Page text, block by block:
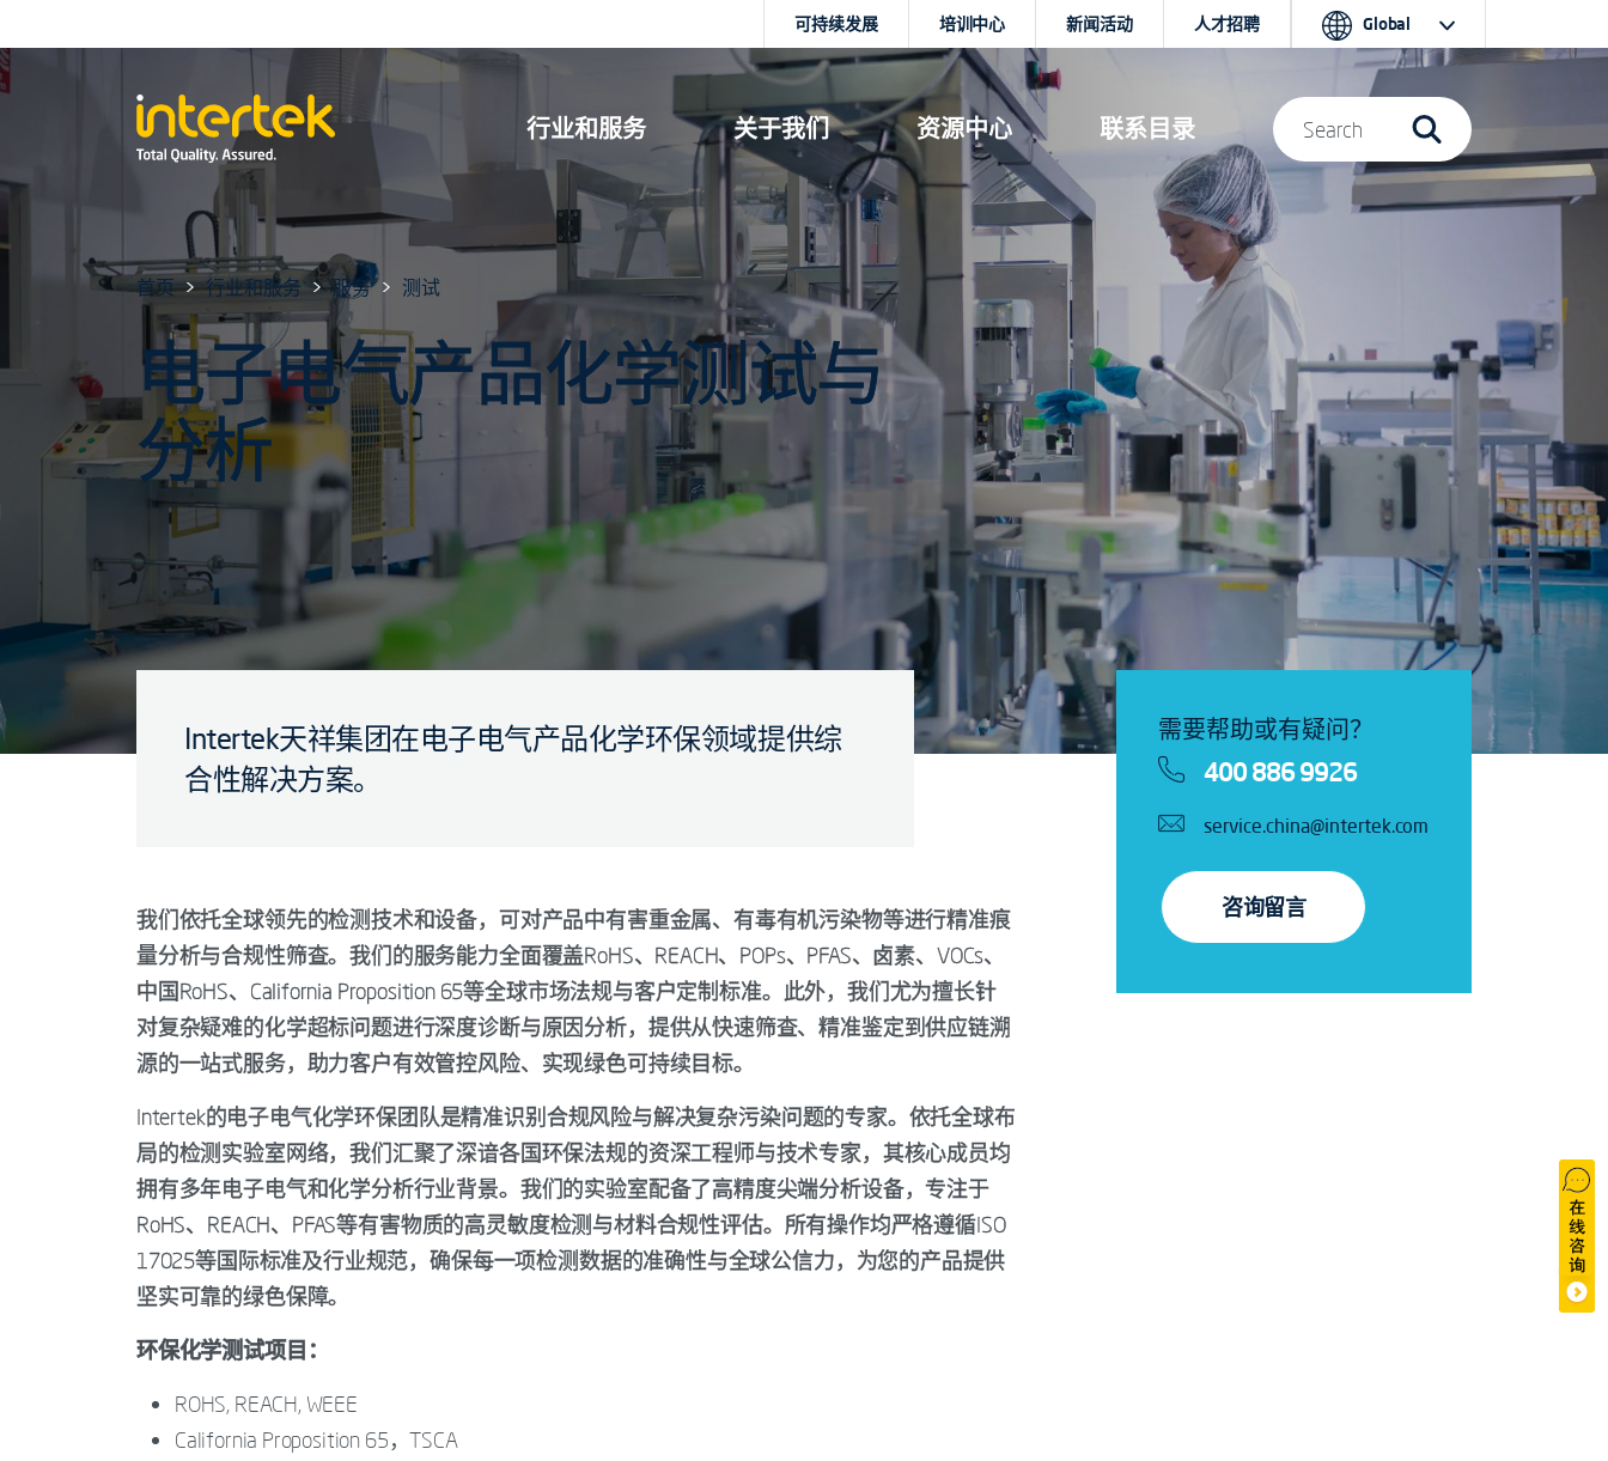
行业和服务 关于我们 资源中心 联系目录
可持续发展 培训中心 新闻活动 人才招聘 Global
Search
首页 行业和服务 服务 测试
电子电气产品化学测试与
分析
Intertek天祥集团在电子电气产品化学环保领域提供综
合性解决方案。
我们依托全球领先的检测技术和设备，可对产品中有害重金属、有毒有机污染物等进行精准痕
量分析与合规性筛查。我们的服务能力全面覆盖RoHS、REACH、POPs、PFAS、卤素、VOCs、
中国RoHS、California Proposition 65‌等全球市场法规与客户定制标准。此外，我们尤为擅长针
对复杂疑难的化学超标问题进行深度诊断与原因分析，提供从快速筛查、精准鉴定到供应链溯
源的一站式服务，助力客户有效管控风险、实现绿色可持续目标。
Intertek的电子电气化学环保团队是精准识别合规风险与解决复杂污染问题的专家。依托全球布
局的检测实验室网络，我们汇聚了深谙各国环保法规的资深工程师与技术专家，其核心成员均
拥有多年电子电气和化学分析行业背景。我们的实验室配备了高精度尖端分析设备，专注于
RoHS、REACH、PFAS等有害物质的高灵敏度检测与材料合规性评估。所有操作均严格遵循ISO
17025等国际标准及行业规范，确保每一项检测数据的准确性与全球公信力，为您的产品提供
坚实可靠的绿色保障。
环保化学测试项目：
ROHS, REACH, WEEE
California Proposition 65‌，TSCA
需要帮助或有疑问？
400 886 9926
service.china@intertek.com
咨询留言